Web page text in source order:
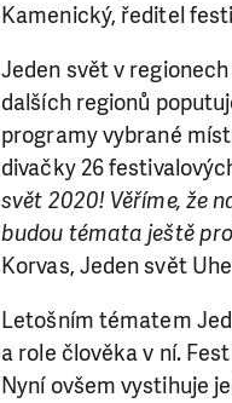
Kamenický, ředitel
Jeden svět v
dalších regionů
programy vybrané
divačky 26
svět 2020! Věříme, že
budou témata ještě
Korvas, Jeden svět
Letošním tématem
a role člověka v ní.
Nyní ovšem vystihuje